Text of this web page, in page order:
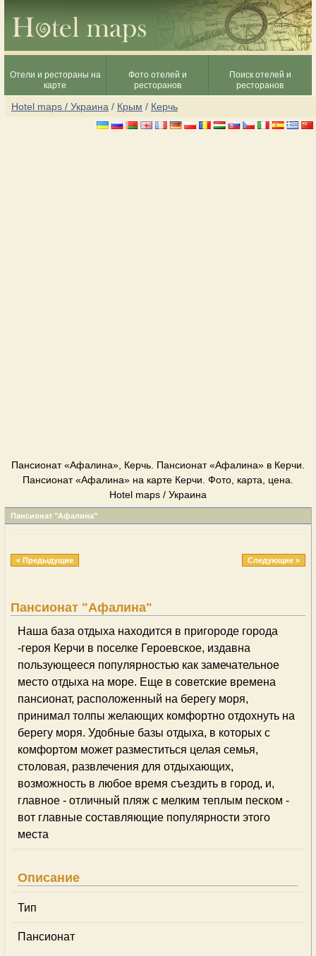
Отели и рестораны на
карте
Фото отелей и
ресторанов
Поиск отелей и
ресторанов
Hotel maps / Украина / Крым / Керчь
Пансионат «Афалина», Керчь. Пансионат «Афалина» в Керчи.
Пансионат «Афалина» на карте Керчи. Фото, карта, цена.
Hotel maps / Украина
Пансионат "Афалина"
« Предыдущие Следующие »
Пансионат "Афалина"
Наша база отдыха находится в пригороде города
-героя Керчи в поселке Героевское, издавна
пользующееся популярностью как замечательное
место отдыха на море. Еще в советские времена
пансионат, расположенный на берегу моря,
принимал толпы желающих комфортно отдохнуть на
берегу моря. Удобные базы отдыха, в которых с
комфортом может разместиться целая семья,
столовая, развлечения для отдыхающих,
возможность в любое время съездить в город, и,
главное - отличный пляж с мелким теплым песком -
вот главные составляющие популярности этого
места
Описание
Тип
Пансионат